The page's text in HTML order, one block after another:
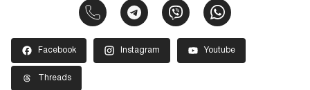
Facebook Instagram Youtube
Threads